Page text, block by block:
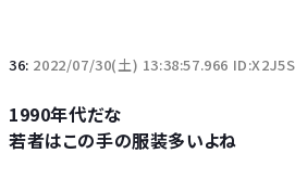
36: 2022/07/30(土) 13:38:57.966
1990年代だな
若者はこの手の服装多いよね